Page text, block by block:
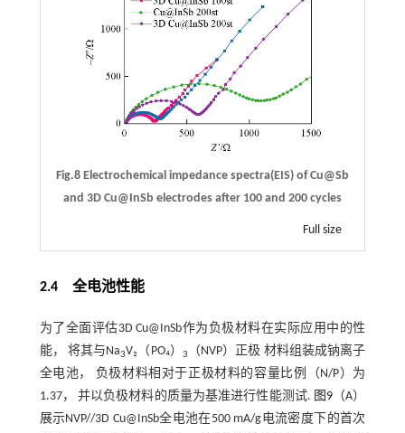
Fig.8 Electrochemical impedance spectra(EIS) of Cu@Sb
and 3D Cu@InSb electrodes after 100 and 200 cycles
Full size
2.4 全电池性能
为了全面评估3D Cu@InSb作为负极材料在实际应用中的性
能， 将其与Na3V₂（PO₄） 3
（NVP）正极 材料组装成钠离子
全电池， 负极材料相对于正极材料的容量比例（N/P）为
1.37， 并以负极材料的质量为基准进行性能测试. 图9 （A）
展示NVP//3D Cu@InSb全电池在500 mA/g电流密度下的首次